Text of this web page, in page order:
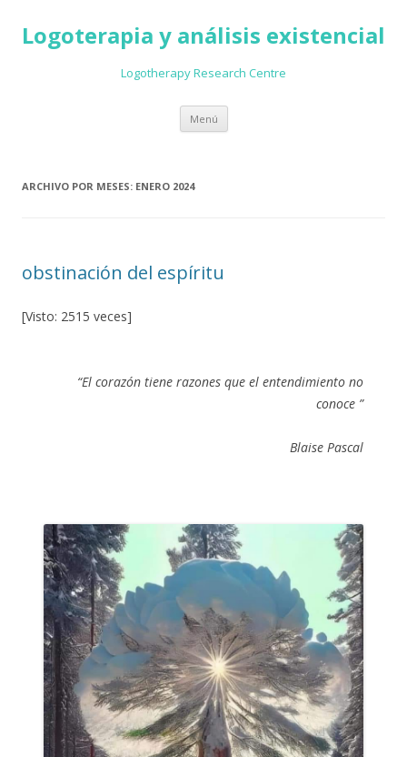
Logoterapia y análisis existencial
Logotherapy Research Centre
Menú Ir
contenido
ARCHIVO POR MESES: ENERO 2024
obstinación del espíritu
[Visto: 2515 veces]
“El corazón tiene razones que el entendimiento no
conoce ”
Blaise Pascal